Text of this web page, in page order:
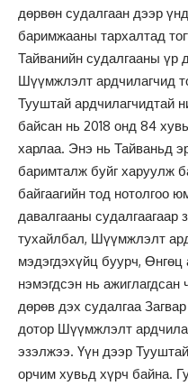
дөрвөн судалгаан дээр
баримжааны тархалтад
Тайванийн судалгааны үр
Шүүмжлэлт ардчилагчид
Тууштай ардчилагчидтай
байсан нь 2018 онд 84
харлаа. Энэ нь Тайваньд
баримталж буйг харуулж
байгаагийн тод нотолгоо
давалгааны судалгаагаар
тухайлбал, Шүүмжлэлт
мэдэгдэхүйц буурч,
нэмэгдсэн нь
дөрөв дэх судалгаа
дотор Шүүмжлэлт
эзэлжээ. Үүн дээр
орчим хувьд хүрч байна.